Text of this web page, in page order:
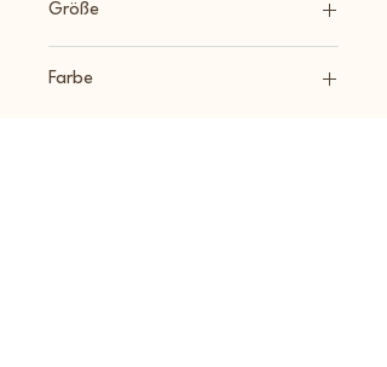
Größe
Farbe